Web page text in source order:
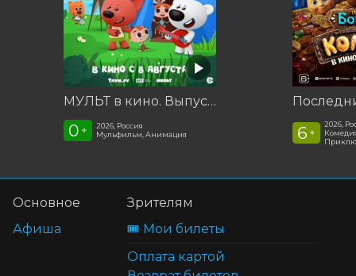
МУЛЬТ в кино. Выпуск №198. Некогда скучать
0 +
2026, Россия
Мульфильм, Анимация
6 +
2026,
Основное
Афиша
Зрителям
🎟️ Мои билеты
Оплата картой